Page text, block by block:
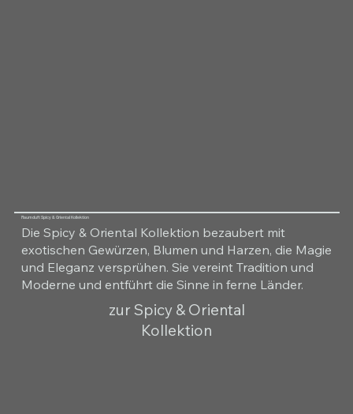
Raumduft Spicy & Oriental Kollektion
Die Spicy & Oriental Kollektion bezaubert mit
exotischen Gewürzen, Blumen und Harzen, die Magie
und Eleganz versprühen. Sie vereint Tradition und
Moderne und entführt die Sinne in ferne Länder.
zur Spicy & Oriental
Kollektion